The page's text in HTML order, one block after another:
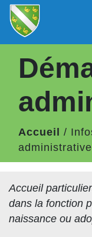
Accueil /
Accueil
dans la fonction
naissance ou